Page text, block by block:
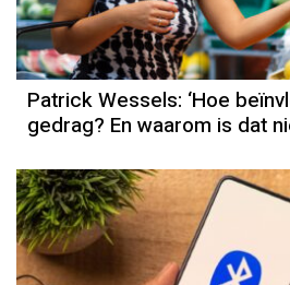
Patrick Wessels: ‘Hoe
gedrag? En waarom is dat